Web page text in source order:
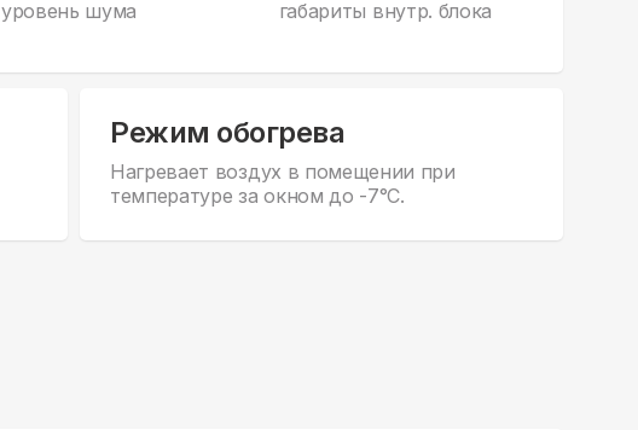
уровень шума габариты внутр. блока
Режим обогрева
Нагревает воздух в помещении при
температуре за окном до -7°С.